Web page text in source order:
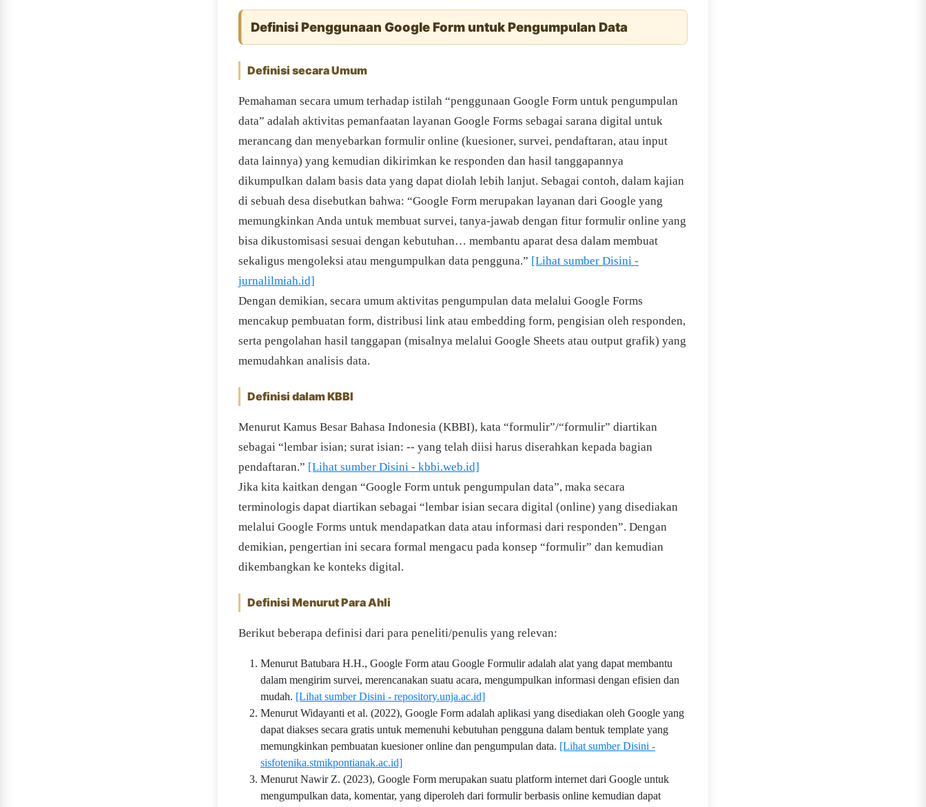
Definisi Penggunaan Google Form untuk Pengumpulan Data
Definisi secara Umum
Pemahaman secara umum terhadap istilah “penggunaan Google Form untuk pengumpulan
data” adalah aktivitas pemanfaatan layanan Google Forms sebagai sarana digital untuk
merancang dan menyebarkan formulir online (kuesioner, survei, pendaftaran, atau input
data lainnya) yang kemudian dikirimkan ke responden dan hasil tanggapannya
dikumpulkan dalam basis data yang dapat diolah lebih lanjut. Sebagai contoh, dalam kajian
di sebuah desa disebutkan bahwa: “Google Form merupakan layanan dari Google yang
memungkinkan Anda untuk membuat survei, tanya-jawab dengan fitur formulir online yang
bisa dikustomisasi sesuai dengan kebutuhan… membantu aparat desa dalam membuat
sekaligus mengoleksi atau mengumpulkan data pengguna.” [Lihat sumber Disini -
jurnalilmiah.id]
Dengan demikian, secara umum aktivitas pengumpulan data melalui Google Forms
mencakup pembuatan form, distribusi link atau embedding form, pengisian oleh responden,
serta pengolahan hasil tanggapan (misalnya melalui Google Sheets atau output grafik) yang
memudahkan analisis data.
Definisi dalam KBBI
Menurut Kamus Besar Bahasa Indonesia (KBBI), kata “formulir”/“formulir” diartikan
sebagai “lembar isian; surat isian: -- yang telah diisi harus diserahkan kepada bagian
pendaftaran.” [Lihat sumber Disini - kbbi.web.id]
Jika kita kaitkan dengan “Google Form untuk pengumpulan data”, maka secara
terminologis dapat diartikan sebagai “lembar isian secara digital (online) yang disediakan
melalui Google Forms untuk mendapatkan data atau informasi dari responden”. Dengan
demikian, pengertian ini secara formal mengacu pada konsep “formulir” dan kemudian
dikembangkan ke konteks digital.
Definisi Menurut Para Ahli
Berikut beberapa definisi dari para peneliti/penulis yang relevan:
Menurut Batubara H.H., Google Form atau Google Formulir adalah alat yang dapat membantu
dalam mengirim survei, merencanakan suatu acara, mengumpulkan informasi dengan efisien dan
mudah. [Lihat sumber Disini - repository.unja.ac.id]
Menurut Widayanti et al. (2022), Google Form adalah aplikasi yang disediakan oleh Google yang
dapat diakses secara gratis untuk memenuhi kebutuhan pengguna dalam bentuk template yang
memungkinkan pembuatan kuesioner online dan pengumpulan data. [Lihat sumber Disini -
sisfotenika.stmikpontianak.ac.id]
Menurut Nawir Z. (2023), Google Form merupakan suatu platform internet dari Google untuk
mengumpulkan data, komentar, yang diperoleh dari formulir berbasis online kemudian dapat